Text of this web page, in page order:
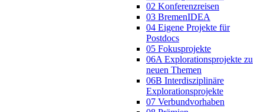
02 Konferenzreisen
03 BremenIDEA
04 Eigene Projekte für
Postdocs
05 Fokusprojekte
06A Explorationsprojekte zu
neuen Themen
06B Interdisziplinäre
Explorationsprojekte
07 Verbundvorhaben